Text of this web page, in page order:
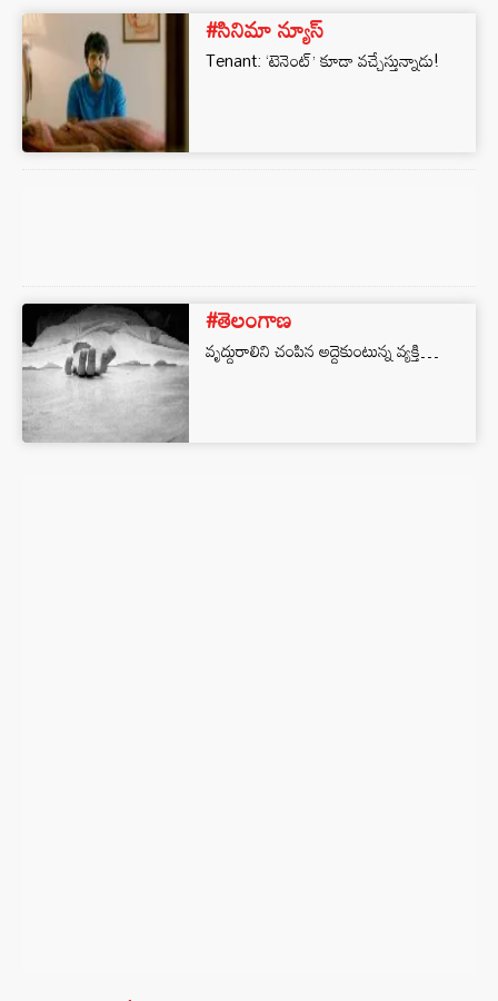
#సినిమా న్యూస్
Tenant: ‘టెనెంట్’ కూడా వచ్చేస్తున్నాడు!
#తెలంగాణ
వృద్దురాలిని చంపిన అద్దెకుంటున్న వ్యక్తి…